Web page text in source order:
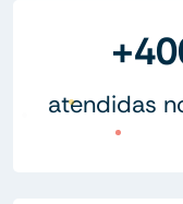
atendidas